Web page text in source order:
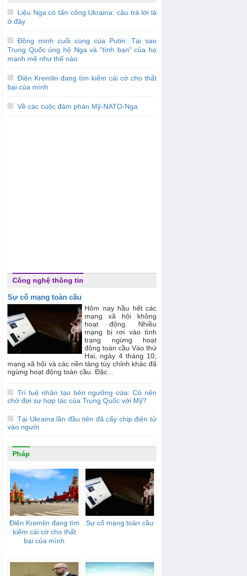
Liệu Nga có tấn công Ukraina: câu trả lời là
ở đây
Đồng minh cuối cùng của Putin: Tại sao
Trung Quốc ủng hộ Nga và "tình bạn" của họ
mạnh mẽ như thế nào
Điện Kremlin đang tìm kiếm cái cớ cho thất
bại của mình
Về các cuộc đàm phán Mỹ-NATO-Nga
Công nghệ thông tin
Sự cố mạng toàn cầu
Hôm nay hầu hết các
mạng xã hội không
hoạt động. Nhiều
mạng bị rơi vào tình
trạng ngừng hoạt
động toàn cầu Vào thứ
Hai, ngày 4 tháng 10,
mạng xã hội và các nền tảng tùy chỉnh khác đã
ngừng hoạt động toàn cầu. Đặc...
Trí tuệ nhân tạo bên ngưỡng cửa: Có nên
chờ đợi sự hợp tác của Trung Quốc với Mỹ?
Tại Ukraina lần đầu tiên đã cấy chip điện tử
vào người
Pháp
Điện Kremlin đang tìm
kiếm cái cớ cho thất
bại của mình
Sự cố mạng toàn cầu